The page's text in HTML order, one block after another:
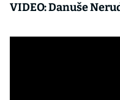
VIDEO: Danuše